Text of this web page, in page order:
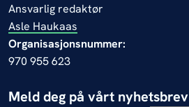
Ansvarlig redaktør
Asle Haukaas
Organisasjonsnummer:
970 955 623
Meld deg på vårt nyhetsbrev